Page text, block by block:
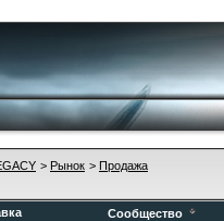
> Рынок > Продажа
Сообщество